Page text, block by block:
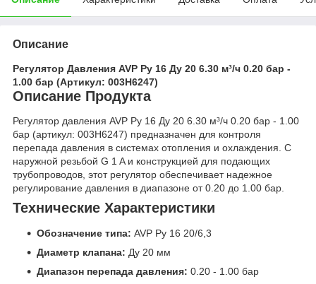
Описание
Регулятор Давления AVP Ру 16 Ду 20 6.30 м³/ч 0.20 бар -
1.00 бар (Артикул: 003H6247)
Описание Продукта
Регулятор давления AVP Ру 16 Ду 20 6.30 м³/ч 0.20 бар - 1.00
бар (артикул: 003H6247) предназначен для контроля
перепада давления в системах отопления и охлаждения. С
наружной резьбой G 1 A и конструкцией для подающих
трубопроводов, этот регулятор обеспечивает надежное
регулирование давления в диапазоне от 0.20 до 1.00 бар.
Технические Характеристики
Обозначение типа: AVP Ру 16 20/6,3
Диаметр клапана: Ду 20 мм
Диапазон перепада давления: 0.20 - 1.00 бар